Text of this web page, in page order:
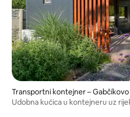
Transportni kontejner – Gabčíkovo
Udobna kućica u kontejneru uz